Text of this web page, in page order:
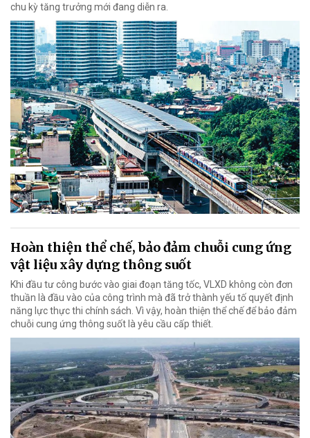
chu kỳ tăng trưởng mới đang diễn ra.
Hoàn thiện thể chế, bảo đảm chuỗi cung ứng
vật liệu xây dựng thông suốt
Khi đầu tư công bước vào giai đoạn tăng tốc, VLXD không còn đơn
thuần là đầu vào của công trình mà đã trở thành yếu tố quyết định
năng lực thực thi chính sách. Vì vậy, hoàn thiện thể chế để bảo đảm
chuỗi cung ứng thông suốt là yêu cầu cấp thiết.